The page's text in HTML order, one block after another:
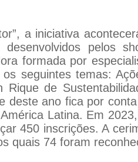
a iniciativa
pelos
formada por
seguintes temas:
de
deste ano fica por
Latina. Em
450 inscrições. A
quais 74 foram